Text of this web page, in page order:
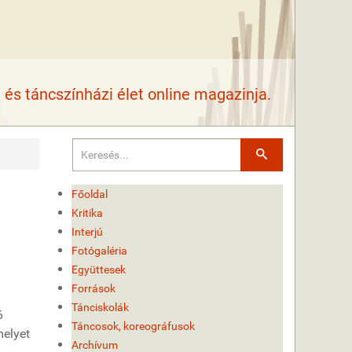
táncszínházi élet online magazinja.
Keresés
Főoldal
Kritika
Interjú
Fotógaléria
Együttesek
Források
Tánciskolák
Táncosok, koreográfusok
Archívum